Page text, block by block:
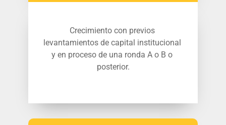
Crecimiento con previos
levantamientos de capital institucional
y en proceso de una ronda A o B o
posterior.